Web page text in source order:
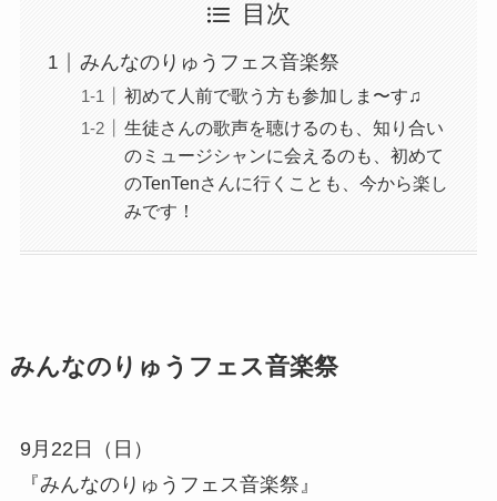
目次
みんなのりゅうフェス音楽祭
初めて人前で歌う方も参加しま〜す♫
生徒さんの歌声を聴けるのも、知り合い
のミュージシャンに会えるのも、初めて
のTenTenさんに行くことも、今から楽し
みです！
みんなのりゅうフェス音楽祭
9月22日（日）
『みんなのりゅうフェス音楽祭』